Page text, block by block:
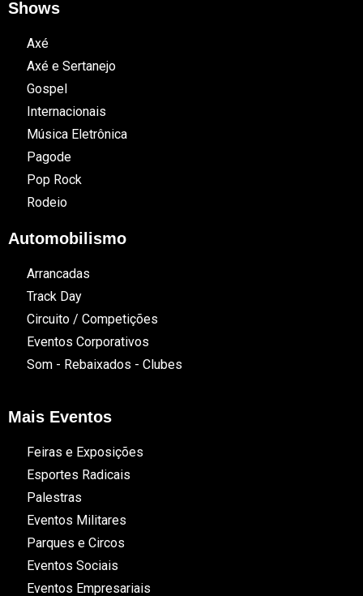
Shows
Axé
Axé e Sertanejo
Gospel
Internacionais
Música Eletrônica
Pagode
Pop Rock
Rodeio
Automobilismo
Arrancadas
Track Day
Circuito / Competições
Eventos Corporativos
Som - Rebaixados - Clubes
Mais Eventos
Feiras e Exposições
Esportes Radicais
Palestras
Eventos Militares
Parques e Circos
Eventos Sociais
Eventos Empresariais